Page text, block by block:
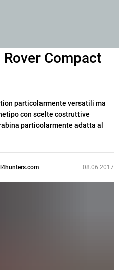
Compact
particolarmente versatili ma
con scelte costruttive
particolarmente adatta al
08.06.2017